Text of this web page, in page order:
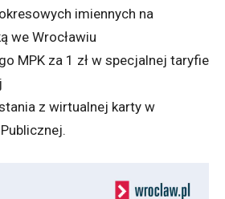
imiennych na
we Wrocławiu
MPK za 1 zł w specjalnej taryfie
z wirtualnej karty w